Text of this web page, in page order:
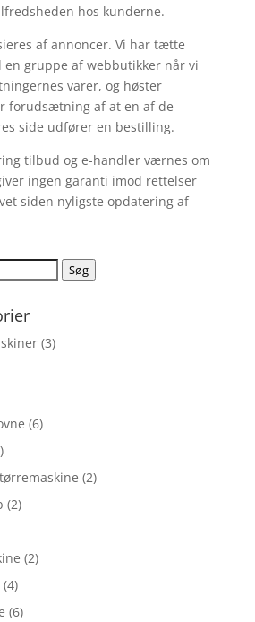
hos kunderne.
af annoncer. Vi har tætte
en gruppe af webbutikker når vi
varer, og høster
forudsætning af at en af de
side udfører en bestilling.
tilbud og e-handler værnes om
ingen garanti imod rettelser
siden nyligste opdatering af
Søg
(3)
(6)
(2)
(2)
(2)
(4)
(6)